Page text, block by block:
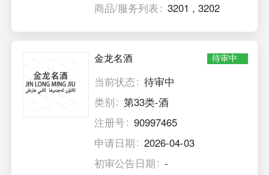
商品/服务列表
3201 ,3202
金龙名酒 待审中
当前状态
待审中
类别
第33类-酒
注册号
90997465
申请日期
2026-04-03
初审公告日期
-